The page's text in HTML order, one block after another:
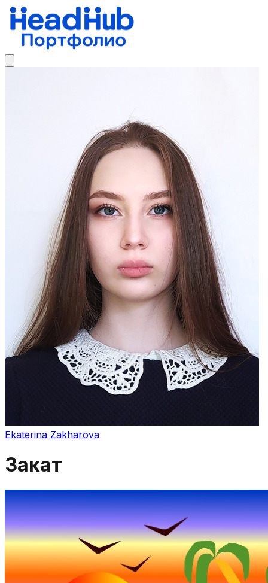
Ekaterina Zakharova
Закат